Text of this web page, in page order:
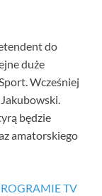
do
duże
Wcześniej
będzie
amatorskiego
TV